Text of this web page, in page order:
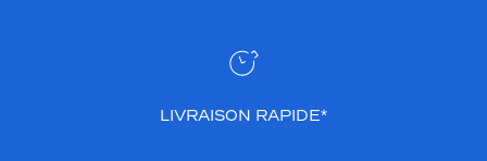
LIVRAISON RAPIDE*